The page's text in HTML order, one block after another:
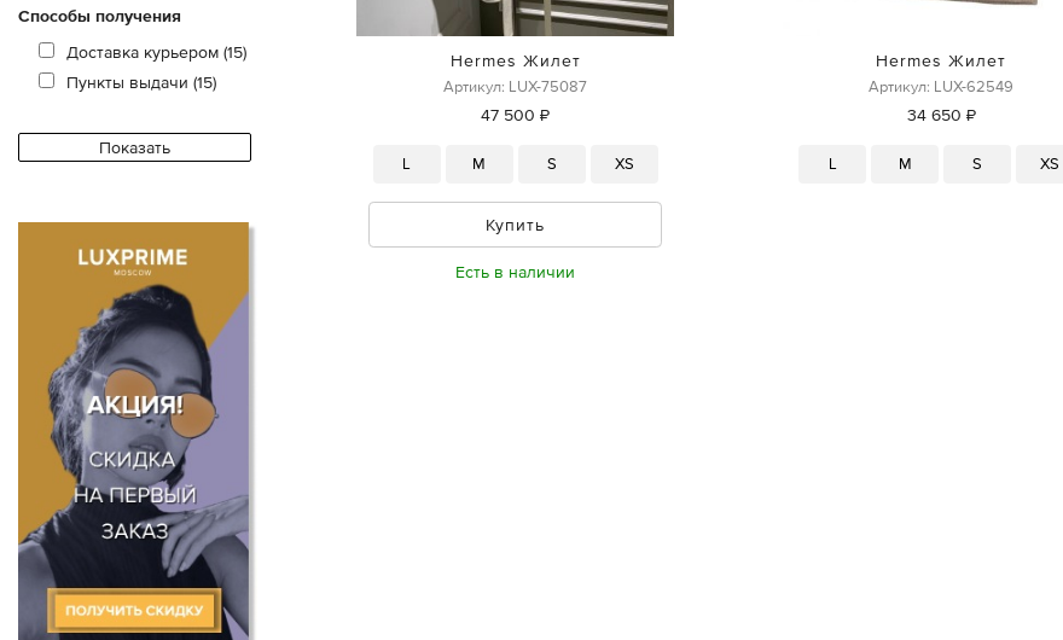
Способы получения
Доставка курьером (15)
Пункты выдачи (15)
Hermes Жилет
Артикул: LUX-75087
47 500 ₽
L M S XS
Купить
Есть в наличии
Hermes Жилет
Артикул: LUX-62549
34 650 ₽
L M S XS